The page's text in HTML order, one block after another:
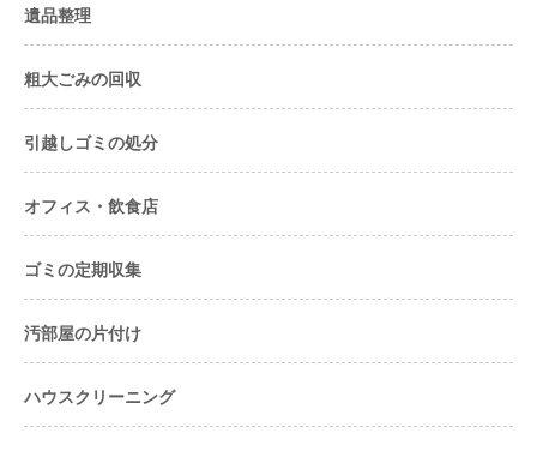
遺品整理
粗大ごみの回収
引越しゴミの処分
オフィス・飲食店
ゴミの定期収集
汚部屋の片付け
ハウスクリーニング